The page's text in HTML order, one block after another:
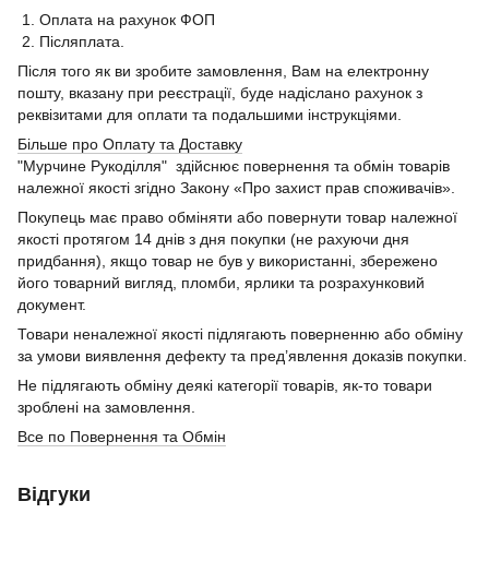
1. Оплата на рахунок ФОП
2. Післяплата.
Після того як ви зробите замовлення, Вам на електронну
пошту, вказану при реєстрації, буде надіслано рахунок з
реквізитами для оплати та подальшими інструкціями.
Більше про Оплату та Доставку
"Мурчине Рукоділля" здійснює повернення та обмін товарів
належної якості згідно Закону «Про захист прав споживачів».
Покупець має право обміняти або повернути товар належної
якості протягом 14 днів з дня покупки (не рахуючи дня
придбання), якщо товар не був у використанні, збережено
його товарний вигляд, пломби, ярлики та розрахунковий
документ.
Товари неналежної якості підлягають поверненню або обміну
за умови виявлення дефекту та пред’явлення доказів покупки.
Не підлягають обміну деякі категорії товарів, як-то товари
зроблені на замовлення.
Все по Повернення та Обмін
Відгуки